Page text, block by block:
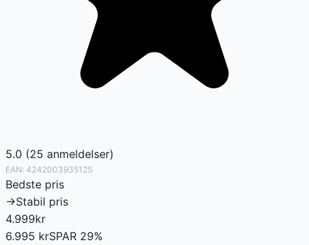
5.0 (25 anmeldelser)
EAN: 4242003935125
Bedste pris
→Stabil pris
4.999kr
6.995 krSPAR 29%